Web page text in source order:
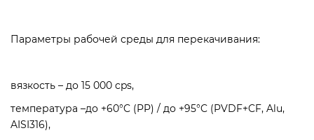
Параметры рабочей среды для перекачивания:
вязкость – до 15 000 cps,
температура –до +60°C (PP) / до +95°C (PVDF+CF, Alu,
AISI316),